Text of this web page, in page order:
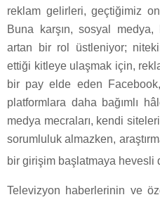
reklam gelirleri, geçtiğimiz
Buna karşın, sosyal medya,
artan bir rol üstleniyor;
ettiği kitleye ulaşmak için,
bir pay elde eden
platformlara daha bağımlı
medya mecraları, kendi
sorumluluk almazken,
bir girişim başlatmaya hevesli
Televizyon haberlerinin ve